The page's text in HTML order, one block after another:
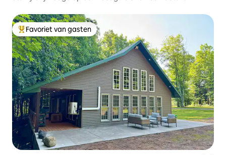
Topfavoriet van gasten
Favoriet van gasten